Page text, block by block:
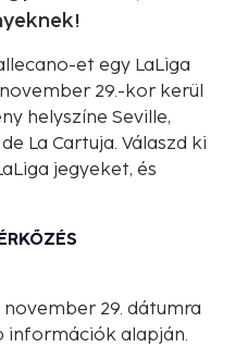
et egy LaLiga
29.-kor kerül
helyszíne Seville,
La Cartuja. Válaszd ki
jegyeket, és
29. dátumra
információk alapján.